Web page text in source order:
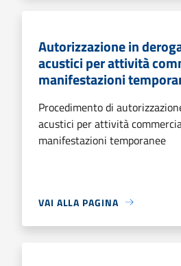
Autorizzazione in
acustici per attività
manifestazioni
Procedimento di
acustici per attività
manifestazioni temporanee
VAI ALLA PAGINA